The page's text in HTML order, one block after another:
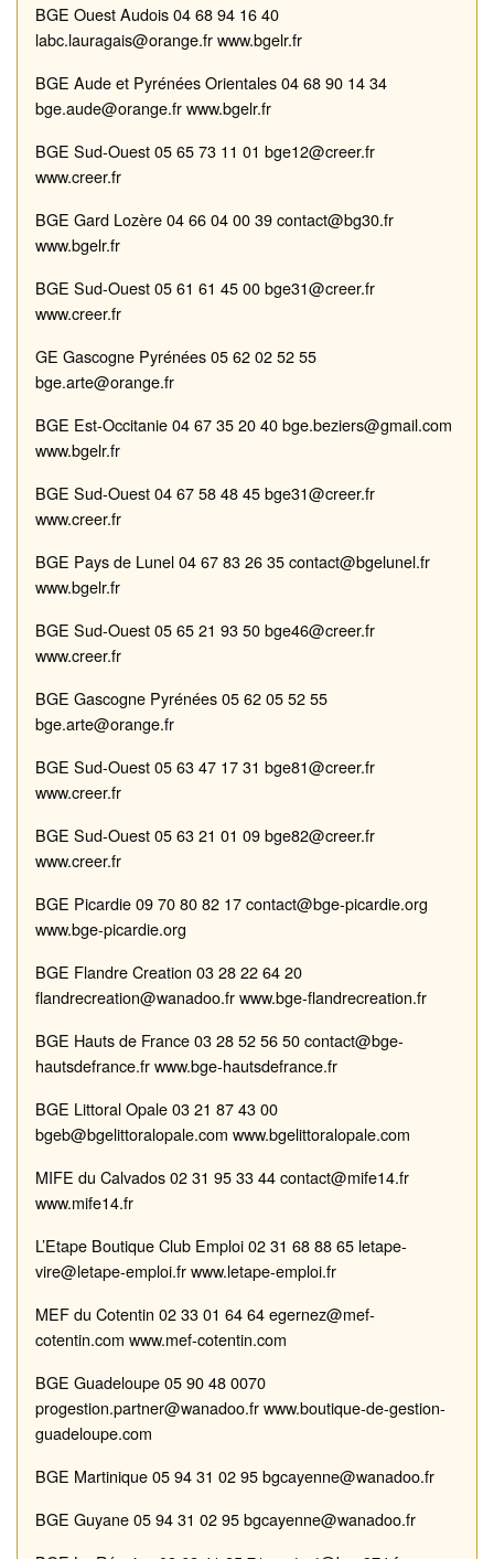
BGE Ouest Audois04 68 94 16 40
labc.lauragais@orange.frwww.bgelr.fr
BGE Aude et Pyrénées Orientales04 68 90 14 34
bge.aude@orange.frwww.bgelr.fr
BGE Sud-Ouest05 65 73 11 01 bge12@creer.fr
www.creer.fr
BGE Gard Lozère04 66 04 00 39contact@bg30.fr
www.bgelr.fr
BGE Sud-Ouest05 61 61 45 00bge31@creer.fr
www.creer.fr
GE Gascogne Pyrénées05 62 02 52 55
bge.arte@orange.fr
BGE Est-Occitanie04 6735 20 40bge.beziers@gmail.com
www.bgelr.fr
BGE Sud-Ouest04 67 58 48 45bge31@creer.fr
www.creer.fr
BGE Pays de Lunel04 67 83 26 35contact@bgelunel.fr
www.bgelr.fr
BGE Sud-Ouest05 65 21 93 50bge46@creer.fr
www.creer.fr
BGE Gascogne Pyrénées05 62 05 52 55
bge.arte@orange.fr
BGE Sud-Ouest05 63 47 17 31 bge81@creer.fr
www.creer.fr
BGE Sud-Ouest05 63 21 01 09bge82@creer.fr
www.creer.fr
BGE Picardie09 70 80 82 17contact@bge-picardie.org
www.bge-picardie.org
BGE Flandre Creation 03 28 22 64 20
flandrecreation@wanadoo.frwww.bge-flandrecreation.fr
BGE Hauts de France03 28 52 56 50contact@bge-
hautsdefrance.frwww.bge-hautsdefrance.fr
BGE Littoral Opale03 21 87 43 00
bgeb@bgelittoralopale.com www.bgelittoralopale.com
MIFE du Calvados02 31 95 33 44contact@mife14.fr
www.mife14.fr
L’Etape Boutique Club Emploi02 31 68 88 65 letape-
vire@letape-emploi.frwww.letape-emploi.fr
MEF du Cotentin 02 33 01 64 64egernez@mef-
cotentin.com www.mef-cotentin.com
BGE Guadeloupe05 90 48 0070
progestion.partner@wanadoo.frwww.boutique-de-gestion-
guadeloupe.com
BGE Martinique05 94 31 02 95bgcayenne@wanadoo.fr
BGE Guyane05 94 31 02 95bgcayenne@wanadoo.fr